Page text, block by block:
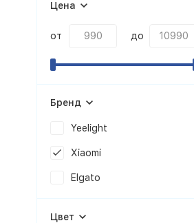
Цена
от до
Бренд
Yeelight
Xiaomi
Elgato
Цвет